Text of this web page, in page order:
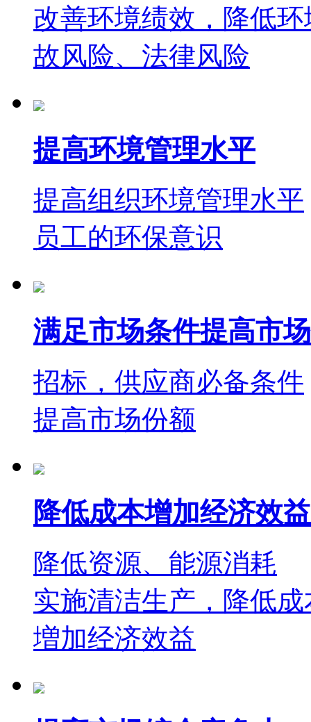
改善环境绩效，降低环
故风险、法律风险
提高环境管理水平
提高组织环境管理水平
员工的环保意识
满足市场条件提高市
招标，供应商必备条件
提高市场份额
降低成本增加经济效益
降低资源、能源消耗
实施清洁生产，降低成
増加经济效益